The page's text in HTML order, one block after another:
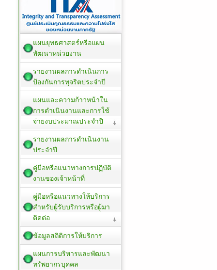
แผนยุทธศาสตร์หรือแผน
พัฒนาหน่วยงาน
รายงานผลการดำเนินการ
ป้องกันการทุจริตประจำปี
แผนและความก้าวหน้าใน
การดำเนินงานและการใช้
จ่ายงบประมาณประจำปี
รายงานผลการดำเนินงาน
ประจำปี
คู่มือหรือแนวทางการปฏิบัติ
งานของเจ้าหน้าที่
คู่มือหรือแนวทางให้บริการ
สำหรับผู้รับบริการหรือผู้มา
ติดต่อ
ข้อมูลสถิติการให้บริการ
แผนการบริหารและพัฒนา
ทรัพยากรบุคคล